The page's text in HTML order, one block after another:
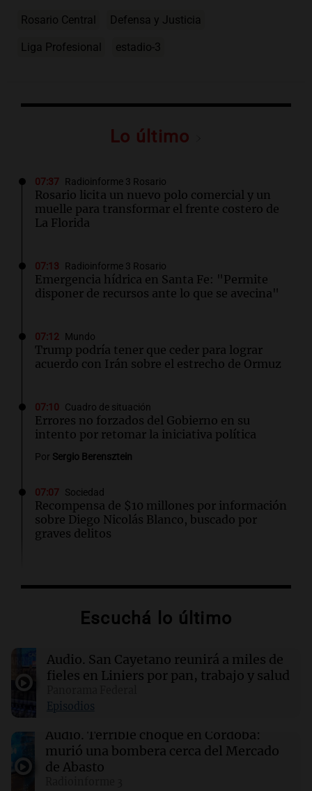
Rosario Central Defensa y Justicia
Liga Profesional estadio-3
Lo último
07:37 Radioinforme 3 Rosario
Rosario licita un nuevo polo comercial y un
muelle para transformar el frente costero de
La Florida
07:13 Radioinforme 3 Rosario
Emergencia hídrica en Santa Fe: "Permite
disponer de recursos ante lo que se avecina"
07:12 Mundo
Trump podría tener que ceder para lograr
acuerdo con Irán sobre el estrecho de Ormuz
07:10 Cuadro de situación
Errores no forzados del Gobierno en su
intento por retomar la iniciativa política
Por Sergio Berensztein
07:07 Sociedad
Recompensa de $10 millones por información
sobre Diego Nicolás Blanco, buscado por
graves delitos
Los fieles ya participan de la celebración de
07:00
Dólar hoy, dólar blue hoy: a cuánto cotiza este
viernes 7 de agosto
07:00
Doble convicto con empleo estatal: la SENAF
asegura que se enteró por los medios
Escuchá lo último
Audio. San Cayetano reunirá a miles de
fieles en Liniers por pan, trabajo y salud
Episodios
Audio. Terrible choque en Córdoba:
murió una bombera cerca del Mercado
de Abasto